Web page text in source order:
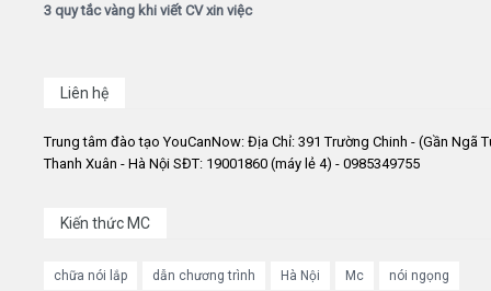
3 quy tắc vàng khi viết CV xin việc
Liên hệ
Trung tâm đào tạo YouCanNow: Địa Chỉ: 391 Trường Chinh - (Gần Ngã
Thanh Xuân - Hà Nội SĐT: 19001860 (máy lẻ 4) - 0985349755
Kiến thức MC
chữa nói lắp dẫn chương trình Hà Nội Mc nói ngọng